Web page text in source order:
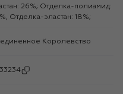
26%; Отделка-полиамид:
Отделка-эластан: 18%;
Королевство